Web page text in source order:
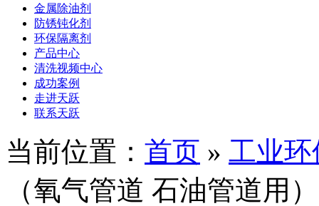
金属除油剂
防锈钝化剂
环保隔离剂
产品中心
清洗视频中心
成功案例
走进天跃
联系天跃
当前位置： 首页 » 工业
（氧气管道 石油管道用）